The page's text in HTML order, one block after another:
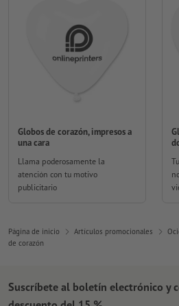
Globos de corazón, impresos a
una cara
Llama poderosamente la
atención con tu motivo
publicitario
Página de inicio Artículos promocionales
de corazón
Suscríbete al boletín electrónico y